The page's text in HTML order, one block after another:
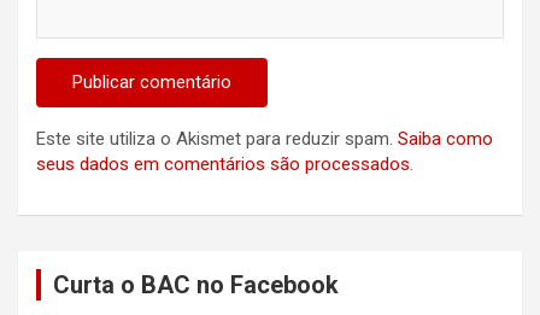
Este site utiliza o Akismet para reduzir spam. Saiba como
seus dados em comentários são processados.
Curta o BAC no Facebook